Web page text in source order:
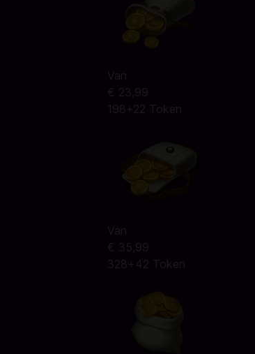
Van
€ 23,99
198+22 Token
Van
€ 35,99
328+42 Token